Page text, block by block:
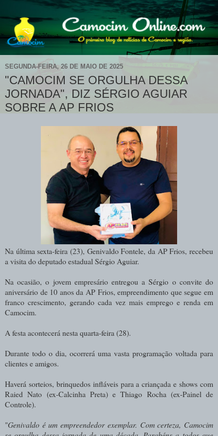
SEGUNDA-FEIRA, 26 DE MAIO DE 2025
"CAMOCIM SE ORGULHA DESSA
JORNADA", DIZ SÉRGIO AGUIAR
SOBRE A AP FRIOS
Na última sexta-feira (23), Genivaldo Fontele, da AP Frios, recebeu
a visita do deputado estadual Sérgio Aguiar.
Na ocasião, o jovem empresário entregou a Sérgio o convite do
aniversário de 10 anos da AP Frios, empreendimento que segue em
franco crescimento, gerando cada vez mais emprego e renda em
Camocim.
A festa acontecerá nesta quarta-feira (28).
Durante todo o dia, ocorrerá uma vasta programação voltada para
clientes e amigos.
Haverá sorteios, brinquedos infláveis para a criançada e shows com
Raied Nato (ex-Calcinha Preta) e Thiago Rocha (ex-Painel de
Controle).
"Genivaldo é um empreendedor exemplar. Com certeza, Camocim